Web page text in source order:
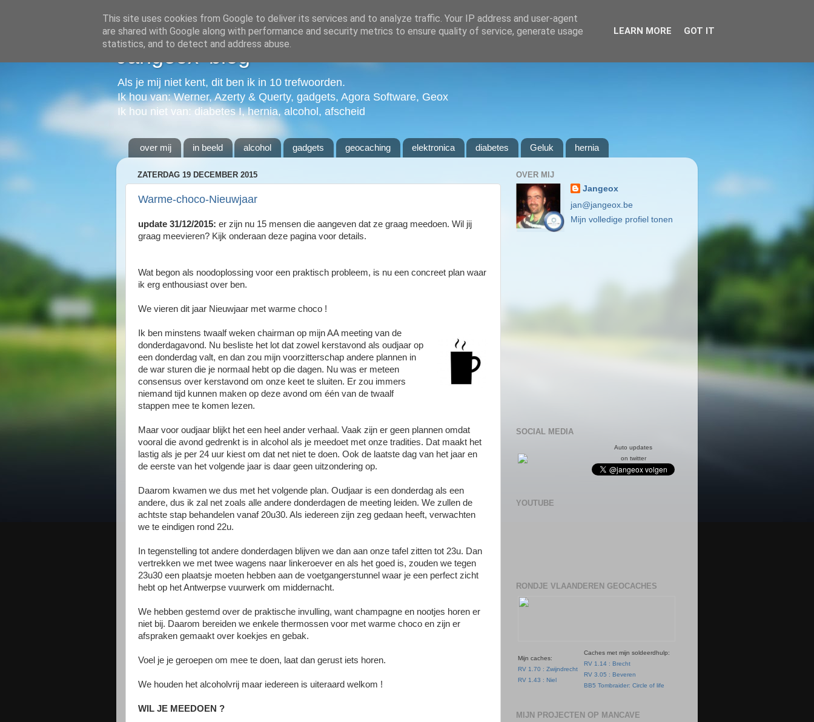
Jangeox' blog
Als je mij niet kent, dit ben ik in 10 trefwoorden.
Ik hou van: Werner, Azerty & Querty, gadgets, Agora Software, Geox
Ik hou niet van: diabetes I, hernia, alcohol, afscheid
over mij in beeld alcohol gadgets geocaching elektronica diabetes Geluk hernia
ZATERDAG 19 DECEMBER 2015
Warme-choco-Nieuwjaar
update 31/12/2015: er zijn nu 15 mensen die aangeven dat ze graag meedoen. Wil jij
graag meevieren? Kijk onderaan deze pagina voor details.
Wat begon als noodoplossing voor een praktisch probleem, is nu een concreet plan waar
ik erg enthousiast over ben.
We vieren dit jaar Nieuwjaar met warme choco !
Ik ben minstens twaalf weken chairman op mijn AA meeting van de
donderdagavond. Nu besliste het lot dat zowel kerstavond als oudjaar op
een donderdag valt, en dan zou mijn voorzitterschap andere plannen in
de war sturen die je normaal hebt op die dagen. Nu was er meteen
consensus over kerstavond om onze keet te sluiten. Er zou immers
niemand tijd kunnen maken op deze avond om één van de twaalf
stappen mee te komen lezen.
Maar voor oudjaar blijkt het een heel ander verhaal. Vaak zijn er geen plannen omdat
vooral die avond gedrenkt is in alcohol als je meedoet met onze tradities. Dat maakt het
lastig als je per 24 uur kiest om dat net niet te doen. Ook de laatste dag van het jaar en
de eerste van het volgende jaar is daar geen uitzondering op.
Daarom kwamen we dus met het volgende plan. Oudjaar is een donderdag als een
andere, dus ik zal net zoals alle andere donderdagen de meeting leiden. We zullen de
achtste stap behandelen vanaf 20u30. Als iedereen zijn zeg gedaan heeft, verwachten
we te eindigen rond 22u.
In tegenstelling tot andere donderdagen blijven we dan aan onze tafel zitten tot 23u. Dan
vertrekken we met twee wagens naar linkeroever en als het goed is, zouden we tegen
23u30 een plaatsje moeten hebben aan de voetgangerstunnel waar je een perfect zicht
hebt op het Antwerpse vuurwerk om middernacht.
We hebben gestemd over de praktische invulling, want champagne en nootjes horen er
niet bij. Daarom bereiden we enkele thermossen voor met warme choco en zijn er
afspraken gemaakt over koekjes en gebak.
Voel je je geroepen om mee te doen, laat dan gerust iets horen.
We houden het alcoholvrij maar iedereen is uiteraard welkom !
WIL JE MEEDOEN ?
OVER MIJ
Jangeox
jan@jangeox.be
Mijn volledige profiel tonen
SOCIAL MEDIA
Auto updates
on twitter
YOUTUBE
RONDJE VLAANDEREN GEOCACHES
Mijn caches:
RV 1.70 : Zwijndrecht
RV 1.43 : Niel
Caches met mijn soldeerdhulp:
RV 1.14 : Brecht
RV 3.05 : Beveren
BB5 Tombraider: Circle of life
MIJN PROJECTEN OP MANCAVE
This site uses cookies from Google to deliver its services and to analyze traffic. Your IP address and user-agent
are shared with Google along with performance and security metrics to ensure quality of service, generate usage
statistics, and to detect and address abuse.
LEARN MORE GOT IT